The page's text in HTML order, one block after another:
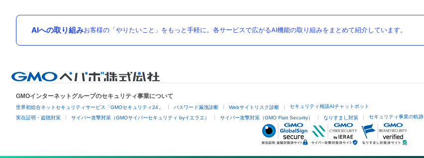
AIへの取り組みお客様の「やりたいこと」をもっと手軽に。各サービスで広がるAI機能の取り組みをまとめて紹介しています。
GMOインターネットグループのセキュリティ事業について
世界初総合ネットセキュリティサービス「GMOセキュリティ24」 パスワード漏洩診断 Webサイトリスク診断 セキュリティ相談AIチャットボット
実在証明・盗聴対策 サイバー攻撃対策（GMOサイバーセキュリティ byイエラエ） サイバー攻撃対策（GMO Flatt Security） なりすまし対策 セキュリティ事業の軌跡